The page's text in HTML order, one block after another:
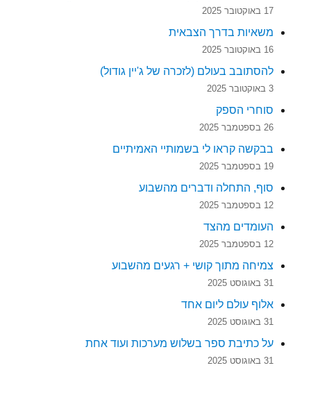
17 באוקטובר 2025
משאיות בדרך הצבאית
16 באוקטובר 2025
להסתובב בעולם (לזכרה של ג'יין גודול)
3 באוקטובר 2025
סוחרי הספק
26 בספטמבר 2025
בבקשה קראו לי בשמותיי האמיתיים
19 בספטמבר 2025
סוף, התחלה ודברים מהשבוע
12 בספטמבר 2025
העומדים מהצד
12 בספטמבר 2025
צמיחה מתוך קושי + רגעים מהשבוע
31 באוגוסט 2025
אלוף עולם ליום אחד
31 באוגוסט 2025
על כתיבת ספר בשלוש מערכות ועוד אחת
31 באוגוסט 2025